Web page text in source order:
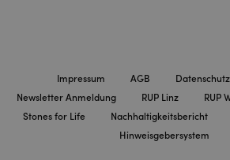
Impressum AGB
Newsletter Anmeldung
RUP Linz RUP
Stones for Life
Nachhaltigkeitsbericht
Hinweisgebersystem